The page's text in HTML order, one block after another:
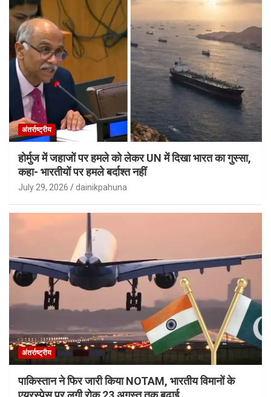
अंतर्राष्ट्रीय
होर्मुज में जहाजों पर हमले को लेकर UN में दिखा भारत का गुस्सा,
कहा- भारतीयों पर हमले बर्दाश्त नहीं
July 29, 2026 dainikpahuna
अंतर्राष्ट्रीय
पाकिस्तान ने फिर जारी किया NOTAM, भारतीय विमानों के